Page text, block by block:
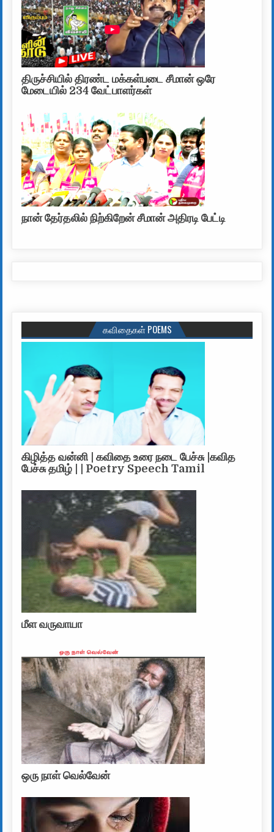
திருச்சியில் திரண்ட மக்கள்படை சீமான் ஒரே
மேடையில் 234 வேட்பாளர்கள்
நான் தேர்தலில் நிற்கிறேன் சீமான் அதிரடி பேட்டி
கவிதைகள் POEMS
கிழித்த வன்னி | கவிதை உரை நடை பேச்சு |கவித
பேச்சு தமிழ் | | Poetry Speech Tamil
மீள வருவாயா
ஒரு நாள் வெல்வேன்